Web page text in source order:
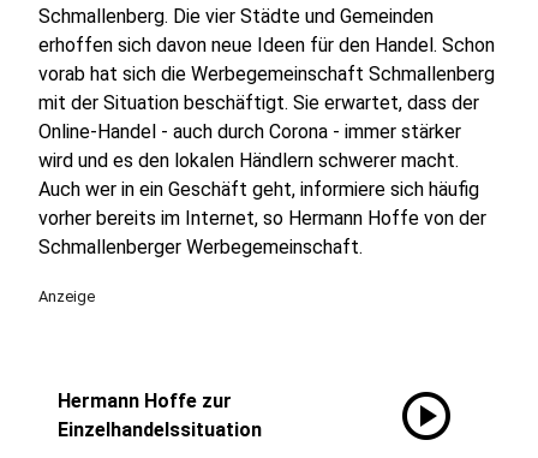
Schmallenberg. Die vier Städte und Gemeinden
erhoffen sich davon neue Ideen für den Handel. Schon
vorab hat sich die Werbegemeinschaft Schmallenberg
mit der Situation beschäftigt. Sie erwartet, dass der
Online-Handel - auch durch Corona - immer stärker
wird und es den lokalen Händlern schwerer macht.
Auch wer in ein Geschäft geht, informiere sich häufig
vorher bereits im Internet, so Hermann Hoffe von der
Schmallenberger Werbegemeinschaft.
Anzeige
Hermann Hoffe zur
Einzelhandelssituation
play_circle